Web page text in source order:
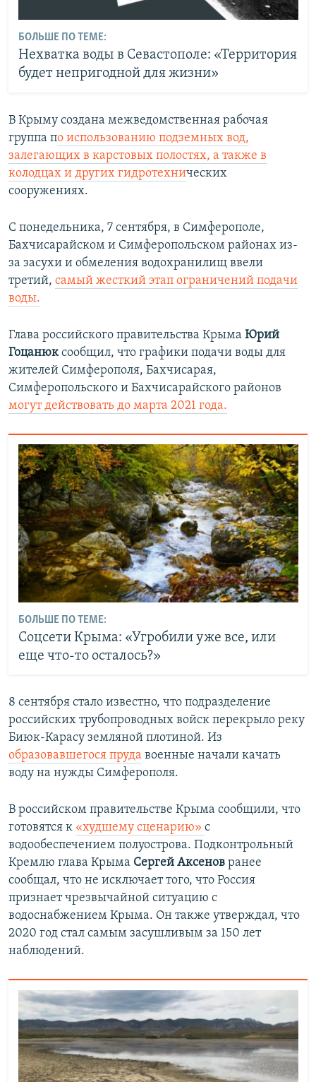
БОЛЬШЕ ПО ТЕМЕ:
Нехватка воды в Севастополе: «Территория
будет непригодной для жизни»
В Крыму создана межведомственная рабочая
группа по использованию подземных вод,
залегающих в карстовых полостях, а также в
колодцах и других гидротехнических
сооружениях.
С понедельника, 7 сентября, в Симферополе,
Бахчисарайском и Симферопольском районах из-
за засухи и обмеления водохранилищ ввели
третий, самый жесткий этап ограничений подачи
воды.
Глава российского правительства Крыма Юрий
Гоцанюксообщил, что графики подачи воды для
жителей Симферополя, Бахчисарая,
Симферопольского и Бахчисарайского районов
могут действовать до марта 2021 года.
БОЛЬШЕ ПО ТЕМЕ:
Соцсети Крыма: «Угробили уже все, или
еще что-то осталось?»
8 сентября стало известно, что подразделение
российских трубопроводных войск перекрыло реку
Биюк-Карасу земляной плотиной. Из
образовавшегося пруда военные начали качать
воду на нужды Симферополя.
В российском правительстве Крыма сообщили, что
готовятся к «худшему сценарию» с
водообеспечением полуострова. Подконтрольный
Кремлю глава Крыма Сергей Аксенов ранее
сообщал, что не исключает того, что Россия
признает чрезвычайной ситуацию с
водоснабжением Крыма. Он также утверждал, что
2020 год стал самым засушливым за 150 лет
наблюдений.